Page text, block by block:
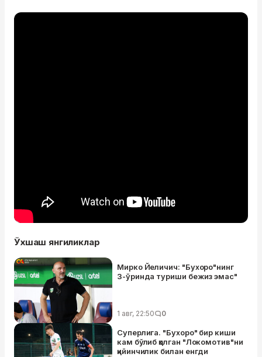
Ўхшаш янгиликлар
Мирко Йеличич: "Бухоро"нинг
3-ўринда туриши бежиз эмас"
1 авг, 22:50 0
Суперлига. "Бухоро" бир киши
кам бўлиб қолган "Локомотив"ни
қийинчилик билан енгди